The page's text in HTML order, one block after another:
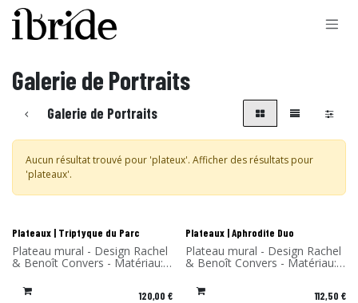
Se rendre au contenu
Galerie de Portraits
Galerie de Portraits
Aucun résultat trouvé pour 'plateux'. Afficher des résultats pour
'plateaux'.
Nouveau !
Plateaux | Triptyque du Parc
Plateau mural - Design Rachel
& Benoît Convers - Matériau:
en France
120,00 €
Nouveau !
Plateaux | Aphrodite Duo
Plateau mural - Design Rachel
& Benoît Convers - Matériau:
en France
112,50 €